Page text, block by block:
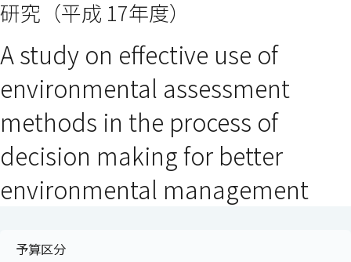
ドウで開きます）
ンドウで開きます）
ウインドウで開きます）
研究（平成 17年度）
A study on effective use of
environmental assessment
methods in the process of
decision making for better
environmental management
予算区分